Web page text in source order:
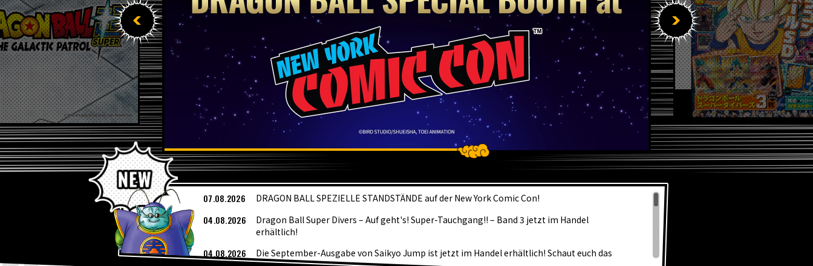
AKTUELL
07.08.2026 DRAGON BALL SPEZIELLE STANDSTÄNDE auf der New York Comic Con!
04.08.2026
Dragon Ball Super Divers – Auf geht's! Super-Tauchgang!! – Band 3 jetzt im Handel
erhältlich!
04.08.2026
Die September-Ausgabe von Saikyo Jump ist jetzt im Handel erhältlich! Schaut euch das